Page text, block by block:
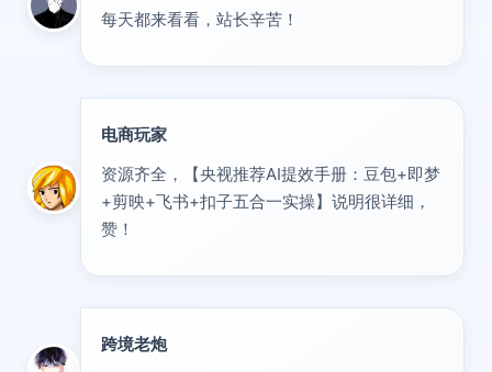
每天都来看看，站长辛苦！
电商玩家
资源齐全，【央视推荐AI提效手册：豆包+即梦
+剪映+飞书+扣子五合一实操】说明很详细，
赞！
跨境老炮